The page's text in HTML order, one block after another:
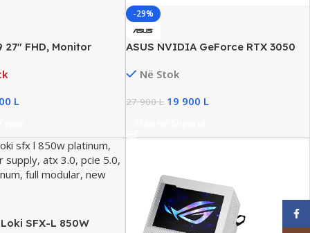
27″ FHD, Monitor
L
-29%
ASUS NVIDIA GeForce RTX 3050
Në Stok
27 900L 19 900 L
SFX-L 850W